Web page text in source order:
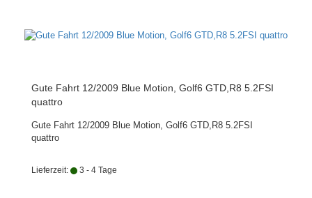
Gute Fahrt 12/2009 Blue Motion, Golf6 GTD,R8 5.2FSI
quattro
Gute Fahrt 12/2009 Blue Motion, Golf6 GTD,R8 5.2FSI
quattro
Lieferzeit: 3 - 4 Tage